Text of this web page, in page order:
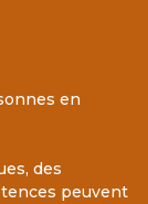
en
des
peuvent